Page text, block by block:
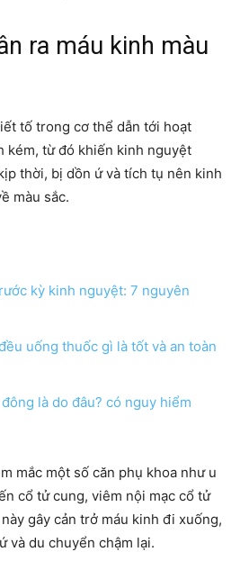
ra máu kinh màu
tố trong cơ thể dẫn tới hoạt
kém, từ đó khiến kinh nguyệt
thời, bị dồn ứ và tích tụ nên kinh
màu sắc.
kỳ kinh nguyệt: 7 nguyên
uống thuốc gì là tốt và an toàn
là do đâu? có nguy hiểm
mắc một số căn phụ khoa như u
cổ tử cung, viêm nội mạc cổ tử
gây cản trở máu kinh đi xuống,
và du chuyển chậm lại.